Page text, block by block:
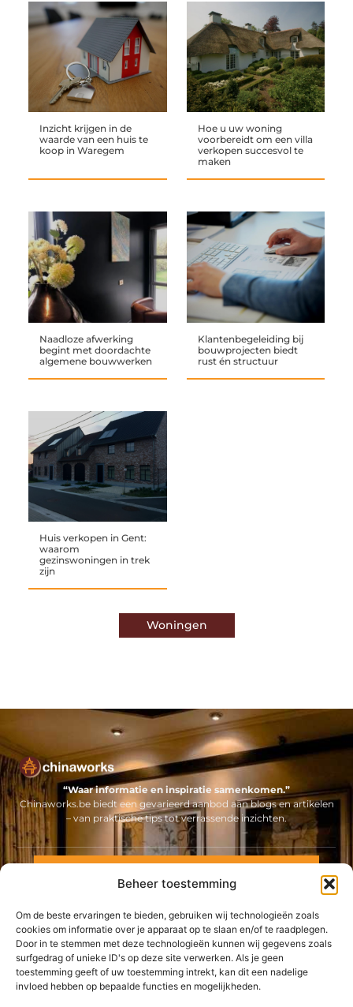
Beheer toestemming
Om de beste ervaringen te bieden, gebruiken wij technologieën zoals
cookies om informatie over je apparaat op te slaan en/of te raadplegen.
Door in te stemmen met deze technologieën kunnen wij gegevens zoals
surfgedrag of unieke ID's op deze site verwerken. Als je geen
toestemming geeft of uw toestemming intrekt, kan dit een nadelige
invloed hebben op bepaalde functies en mogelijkheden.
Inzicht krijgen in de
waarde van een huis te
koop in Waregem
Hoe u uw woning
voorbereidt om een villa
verkopen succesvol te
maken
Naadloze afwerking
begint met doordachte
algemene bouwwerken
Klantenbegeleiding bij
bouwprojecten biedt
rust én structuur
Huis verkopen in Gent:
waarom
gezinswoningen in trek
zijn
Woningen
“Waar informatie en inspiratie samenkomen.”
Chinaworks.be biedt een gevarieerd aanbod aan blogs en artikelen
– van praktische tips tot verrassende inzichten.
De best gelezen stukken op een rij
Het behouden van een goede werksfeer
Bericht categorie